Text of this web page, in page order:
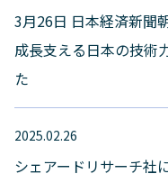
3月26日 日本経済新聞
成長支える日本の技術
た
2025.02.26
シェアードリサーチ社